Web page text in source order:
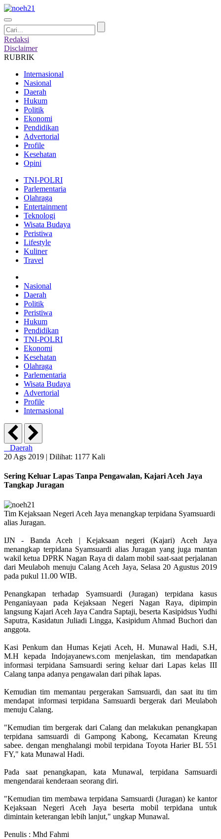
Redaksi
Disclaimer
RUBRIK
Internasional
Nasional
Daerah
Hukum
Politik
Ekonomi
Pendidikan
Advertorial
Profile
Kesehatan
Opini
TNI-POLRI
Parlementaria
Olahraga
Entertainment
Teknologi
Wisata Budaya
Peristiwa
Lifestyle
Kuliner
Travel
Nasional
Daerah
Politik
Peristiwa
Hukum
Pendidikan
TNI-POLRI
Ekonomi
Kesehatan
Olahraga
Parlementaria
Wisata Budaya
Advertorial
Profile
Internasional
Daerah
20 Ags 2019 | Dilihat: 1177 Kali
Sering Keluar Lapas Tanpa Pengawalan, Kajari Aceh Jaya
Tangkap Juragan
Tim Kejaksaan Negeri Aceh Jaya menangkap terpidana Syamsuardi
alias Juragan.
IJN - Banda Aceh | Kejaksaan negeri (Kajari) Aceh Jaya
menangkap terpidana Syamsuardi alias Juragan yang juga mantan
wakil ketua DPRK Nagan Raya di dalam mobil saat-saat perjalanan
dari Meulaboh menuju Calang Aceh Jaya, Selasa 20 Agustus 2019
pada pukul 11.00 WIB.
Penangkapan terhadap Syamsuardi (Juragan) terpidana kasus
Penganiayaan pada Kejaksaan Negeri Nagan Raya, dipimpin
langsung Kajari Aceh Jaya Candra Saptaji, beserta Kasipidsus Yudhi
Saputra, Kasidatun Juliadi Lingga, Kasipidum Ahmad Buchori dan
anggota.
Kasi Penkum dan Humas Kejati Aceh, H. Munawal Hadi, S.H,
M.H kepada Indojayanews.com menjelaskan, tim mendapatkan
informasi terpidana Samsuardi sering keluar dari Lapas kelas III
Calang tanpa adanya pengawalan dari pihak lapas.
Kemudian tim memantau pergerakan Samsuardi, dan saat itu tim
mendapat informasi terpidana Samsuardi bergerak dari Meulaboh
menuju Calang.
"Kemudian tim bergerak dari Calang dan melakukan penangkapan
terpidana samsuardi di Gampong Kabong, Kecamatan Kreung
sabee. dengan menghalangi mobil terpidana Toyota Harier BL 551
FY," kata Munawal Hadi.
Pada saat penangkapan, kata Munawal, terpidana Samsuardi
mengendarai kenderaan seorang diri.
"Kemudian tim membawa terpidana Samsuardi (Juragan) ke kantor
Kejaksaan Negeri Aceh Jaya beserta mobil terpidana untuk
dimintain keterangan lebih lanjut," ungkap Munawal.
Penulis : Mhd Fahmi